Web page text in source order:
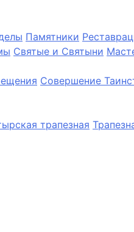
Памятники
Святые и Святыни
Совершение
трапезная